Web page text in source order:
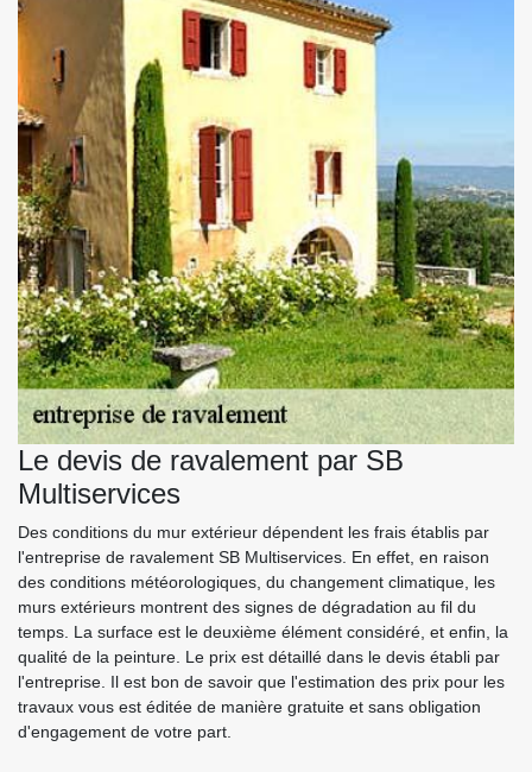
Le devis de ravalement par SB
Multiservices
Des conditions du mur extérieur dépendent les frais établis par
l'entreprise de ravalement SB Multiservices. En effet, en raison
des conditions météorologiques, du changement climatique, les
murs extérieurs montrent des signes de dégradation au fil du
temps. La surface est le deuxième élément considéré, et enfin, la
qualité de la peinture. Le prix est détaillé dans le devis établi par
l'entreprise. Il est bon de savoir que l'estimation des prix pour les
travaux vous est éditée de manière gratuite et sans obligation
d'engagement de votre part.